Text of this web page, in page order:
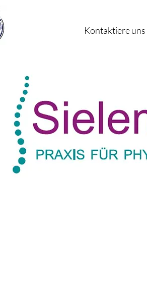
Kontaktiere uns